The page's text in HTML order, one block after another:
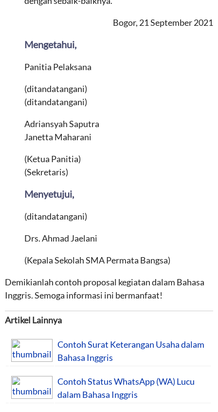
Bogor, 21 September 2021
Mengetahui,
Panitia Pelaksana
(ditandatangani)
(ditandatangani)
Adriansyah Saputra
Janetta Maharani
(Ketua Panitia)
(Sekretaris)
Menyetujui,
(ditandatangani)
Drs. Ahmad Jaelani
(Kepala Sekolah SMA Permata Bangsa)
Demikianlah contoh proposal kegiatan dalam Bahasa
Inggris. Semoga informasi ini bermanfaat!
Artikel Lainnya
Contoh Surat Keterangan Usaha dalam
Bahasa Inggris
Contoh Status WhatsApp (WA) Lucu
dalam Bahasa Inggris